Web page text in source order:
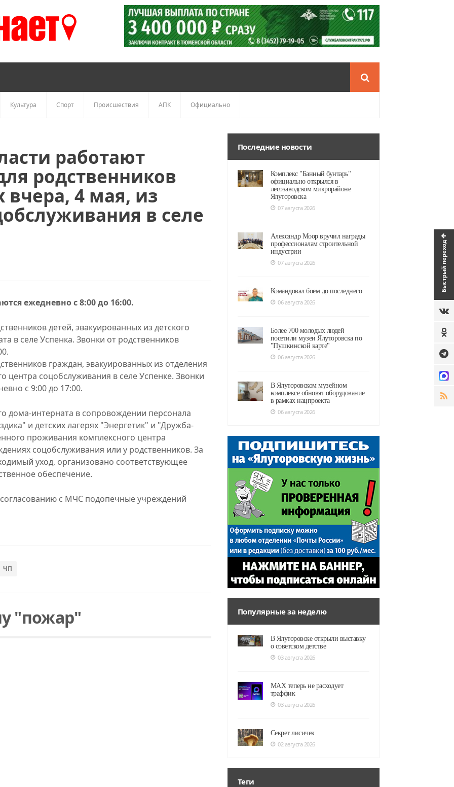
Быстрый переход
Культура Спорт Происшествия АПК Официально
работают
родственников
вчера, 4 мая, из
в селе
ежедневно с 8:00 до 16:00.
детей, эвакуированных из детского
в селе Успенка. Звонки от родственников
граждан, эвакуированных из отделения
центра соцобслуживания в селе Успенке. Звонки
с 9:00 до 17:00.
дома-интерната в сопровождении персонала
и детских лагерях "Энергетик" и "Дружба-
проживания комплексного центра
соцобслуживания или у родственников. За
уход, организовано соответствующее
обеспечение.
с МЧС подопечные учреждений
ЧП
"пожар"
Последние новости
Комплекс "Банный бунтарь"
официально открылся в
лесозаводском микрорайоне
Ялуторовска
07 августа 2026
Александр Моор вручил награды
профессионалам строительной
индустрии
07 августа 2026
Командовал боем до последнего
06 августа 2026
Более 700 молодых людей
посетили музеи Ялуторовска по
"Пушкинской карте"
06 августа 2026
В Ялуторовском музейном
комплексе обновят оборудование
в рамках нацпроекта
06 августа 2026
Популярные за неделю
В Ялуторовске открыли выставку
о советском детстве
03 августа 2026
MAX теперь не расходует
траффик
03 августа 2026
Секрет лисичек
02 августа 2026
Теги